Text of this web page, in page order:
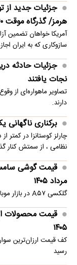
جزئیات جدید از
هرمز/ گذرگاه موقت ۶۰ روزه؟
آمریکا خواهان تضمین
سازوکاری که به ایران
جزئیات حادثه
نجات یافتند
تصاویر ماهو‌اره‌ای از
دارند.
برکناری
چارلز کوستانزا در کمتر
نظامی ، از سمتش کنار
مرداد ۱۴۰۵
گلکسی A۵۷ در بازار موبایل ۱۰۶ میلیون تومان قیمت خورده است
۱۴۰۵
رسید